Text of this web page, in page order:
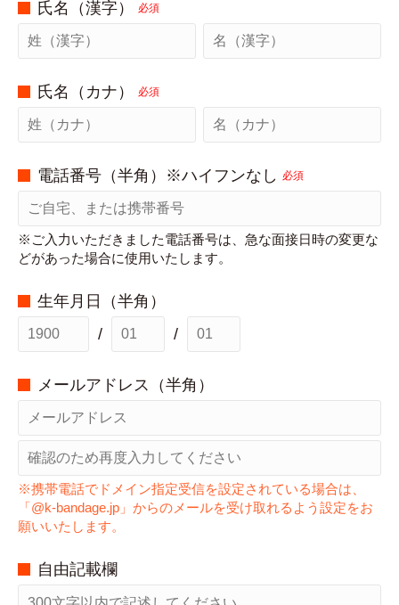
氏名（漢字） 必須
氏名（カナ） 必須
電話番号（半角）※ハイフンなし 必須
※ご入力いただきました電話番号は、急な面接日時の変更な
どがあった場合に使用いたします。
生年月日（半角）
/
/
メールアドレス（半角）
※携帯電話でドメイン指定受信を設定されている場合は、
「@k-bandage.jp」からのメールを受け取れるよう設定をお
願いいたします。
自由記載欄